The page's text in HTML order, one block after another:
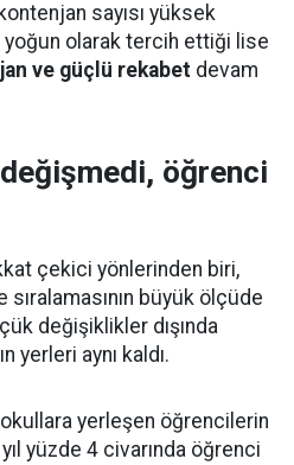
sayısı yüksek
olarak tercih ettiği lise
ve güçlü rekabet devam
değişmedi, öğrenci
çekici yönlerinden biri,
büyük ölçüde
değişiklikler dışında
yerleri aynı kaldı.
yerleşen öğrencilerin
yüzde 4 civarında öğrenci